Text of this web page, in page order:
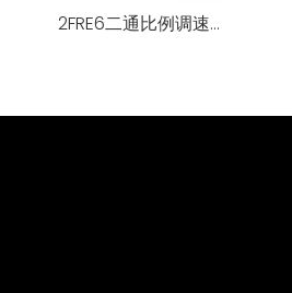
2FRE6二通比例调速阀